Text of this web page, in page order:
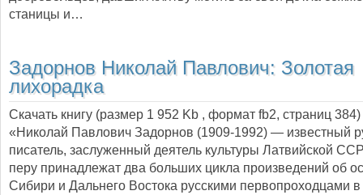
станицы и…
Задорнов Николай Павлович: Золотая
лихорадка
Скачать книгу (размер 1 952 Kb , формат fb2, страниц 384
«Николай Павлович Задорнов (1909-1992) — известный
писатель, заслуженный деятель культуры Латвийской
перу принадлежат два больших цикла произведений об
Сибири и Дальнего Востока русскими первопроходцами в